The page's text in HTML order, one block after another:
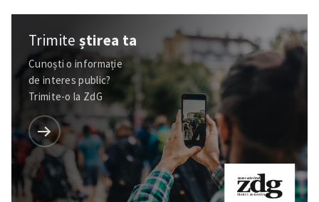
Trimite o informație
in English
на русском
Trimiteștirea ta
Cunoști o informație
de interes public?
Trimite-o la ZdG